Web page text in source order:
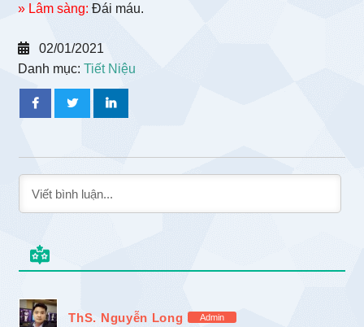
» Lâm sàng: Đái máu.
02/01/2021
Danh mục:Tiết Niệu
ThS. Nguyễn Long Admin